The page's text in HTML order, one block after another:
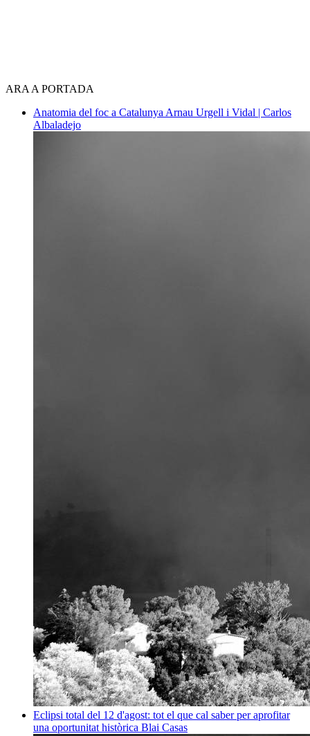
ARA A PORTADA
Anatomia del foc a Catalunya Arnau Urgell i Vidal | Carlos
Albaladejo
Eclipsi total del 12 d'agost: tot el que cal saber per aprofitar
una oportunitat històrica Blai Casas